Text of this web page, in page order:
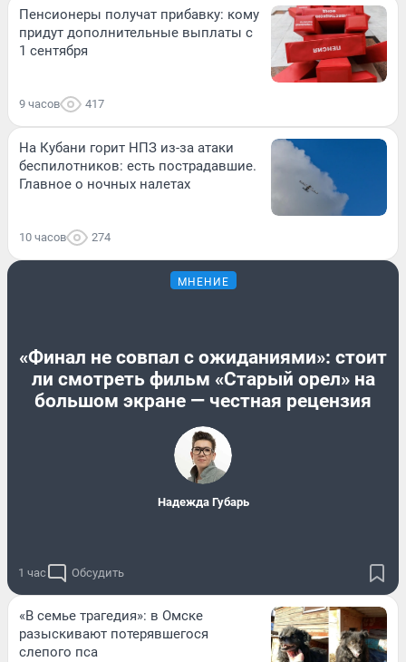
Пенсионеры получат прибавку: кому
придут дополнительные выплаты с
1 сентября
9 часов 417
На Кубани горит НПЗ из-за атаки
беспилотников: есть пострадавшие.
Главное о ночных налетах
10 часов 274
МНЕНИЕ
«Финал не совпал с ожиданиями»: стоит
ли смотреть фильм «Старый орел» на
большом экране — честная рецензия
Надежда Губарь
1 час Обсудить
«В семье трагедия»: в Омске
разыскивают потерявшегося
слепого пса